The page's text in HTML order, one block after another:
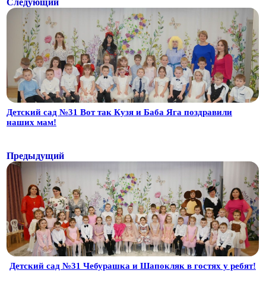
Детский сад №31 Вот так Кузя и Баба Яга поздравили
наших мам!
Предыдущий
Детский сад №31 Чебурашка и Шапокляк в гостях у ребят!